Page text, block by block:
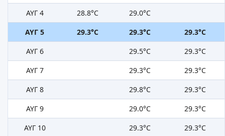
ΑΥΓ 4
28.8°C
29.0°C
ΑΥΓ 5
29.3°C 29.3°C
29.3°C
ΑΥΓ 6
29.5°C
29.3°C
ΑΥΓ 7
29.3°C
29.3°C
ΑΥΓ 8
29.8°C
29.3°C
ΑΥΓ 9
29.0°C
29.3°C
ΑΥΓ 10
29.3°C
29.3°C